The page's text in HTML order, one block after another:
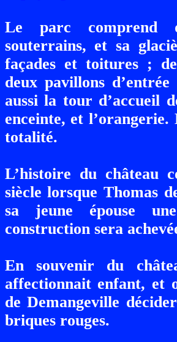
Le parc comprend
souterrains, et sa
façades et toitures ;
deux pavillons
aussi la tour d’accueil
enceinte, et
totalité.
L’histoire du château
siècle lorsque Thomas
sa jeune épouse
construction sera
En souvenir du
affectionnait enfant, et
de Demangeville
briques rouges.